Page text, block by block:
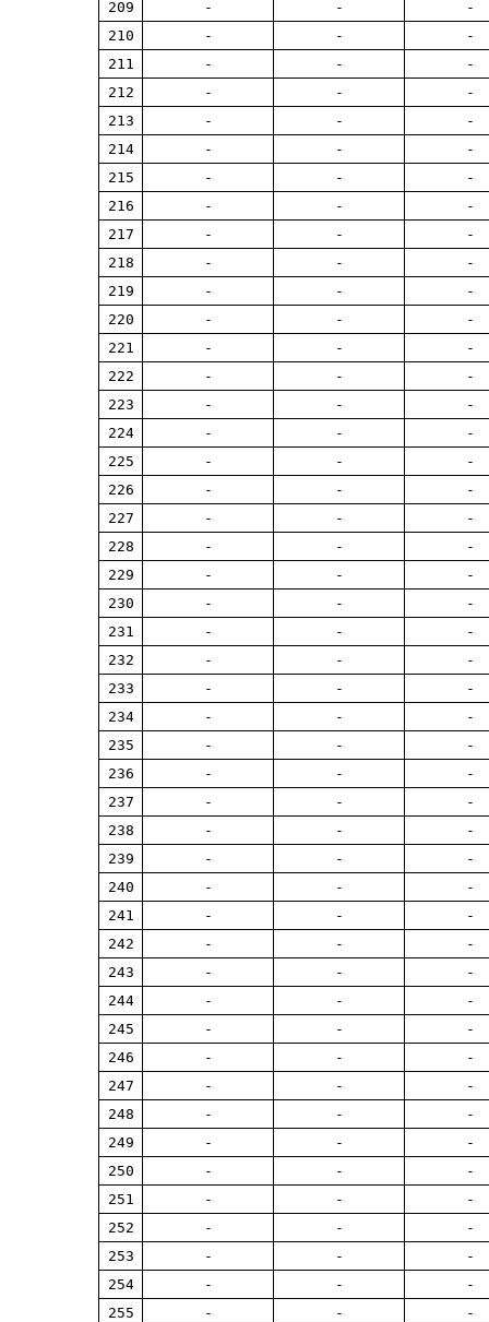
209 - -
-
210
- -
-
211
- -
-
212
- -
-
213
- -
-
214
- -
-
215
- -
-
216
- -
-
217
- -
-
218
- -
-
219
- -
-
220
- -
-
221
- -
-
222
- -
-
223
- -
-
224
- -
-
225
- -
-
226
- -
-
227
- -
-
228
- -
-
229
- -
-
230
- -
-
231
- -
-
232
- -
-
233
- -
-
234
- -
-
235
- -
-
236
- -
-
237
- -
-
238
- -
-
239
- -
-
240
- -
-
241
- -
-
242
- -
-
243
- -
-
244
- -
-
245
- -
-
246
- -
-
247
- -
-
248
- -
-
249
- -
-
250
- -
-
251
- -
-
252
- -
-
253
- -
-
254
- -
-
255
- -
-